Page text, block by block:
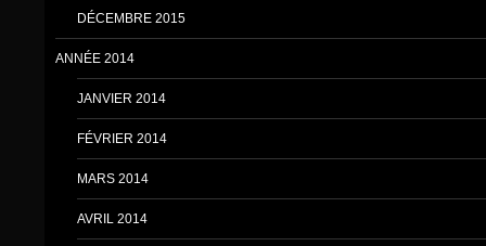
DÉCEMBRE 2015
ANNÉE 2014
JANVIER 2014
FÉVRIER 2014
MARS 2014
AVRIL 2014